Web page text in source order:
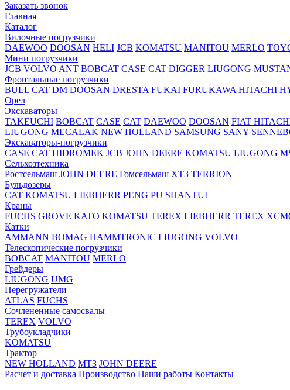
Заказать звонок
Главная
Каталог
Вилочные погрузчики
DAEWOO DOOSAN HELI JCB KOMATSU MANITOU MERLO
Мини погрузчики
JCB VOLVO ANT BOBCAT CASE CAT DIGGER LIUGONG
Фронтальные погрузчики
BULL CAT DM DOOSAN DRESTA FUKAI FURUKAWA HITACHI
Орел
Экскаваторы
TAKEUCHI BOBCAT CASE CAT DAEWOO DOOSAN FIAT
LIUGONG MECALAK NEW HOLLAND SAMSUNG SANY
Экскаваторы-погрузчики
CASE CAT HIDROМEK JCB JOHN DEERE KOMATSU LIUGONG
Сельхозтехника
Ростсельмаш JOHN DEERE Гомсельмаш ХТЗ TERRION
Бульдозеры
CAT KOMATSU LIEBHERR PENG PU SHANTUI
Краны
FUCHS GROVE KATO KOMATSU TEREX LIEBHERR TEREX
Катки
AMMANN BOMAG HAMMTRONIC LIUGONG VOLVO
Телескопические погрузчики
BOBCAT MANITOU MERLO
Грейдеры
LIUGONG UMG
Перегружатели
ATLAS FUCHS
Сочлененные самосвалы
TEREX VOLVO
Трубоукладчики
KOMATSU
Трактор
NEW HOLLAND МТЗ JOHN DEERE
Расчет и доставка Производство Наши работы Контакты